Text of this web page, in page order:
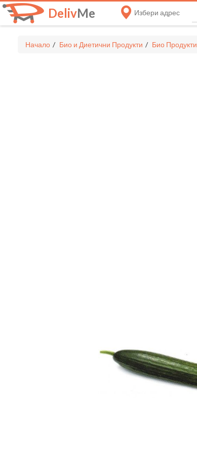
DelivMe Избери адрес
Начало Био и Диетични Продукти Био Продукти